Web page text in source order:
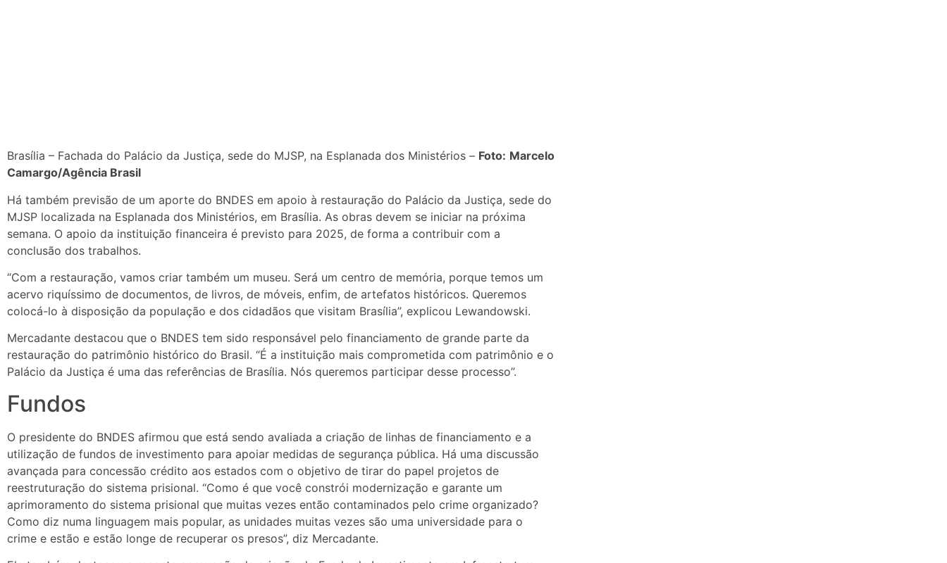
Brasília – Fachada do Palácio da Justiça, sede do MJSP, na Esplanada dos Ministérios – Foto: Marcelo
Camargo/Agência Brasil
Há também previsão de um aporte do BNDES em apoio à restauração do Palácio da Justiça, sede do
MJSP localizada na Esplanada dos Ministérios, em Brasília. As obras devem se iniciar na próxima
semana. O apoio da instituição financeira é previsto para 2025, de forma a contribuir com a
conclusão dos trabalhos.
“Com a restauração, vamos criar também um museu. Será um centro de memória, porque temos um
acervo riquíssimo de documentos, de livros, de móveis, enfim, de artefatos históricos. Queremos
colocá-lo à disposição da população e dos cidadãos que visitam Brasília”, explicou Lewandowski.
Mercadante destacou que o BNDES tem sido responsável pelo financiamento de grande parte da
restauração do patrimônio histórico do Brasil. “É a instituição mais comprometida com patrimônio e o
Palácio da Justiça é uma das referências de Brasília. Nós queremos participar desse processo”.
Fundos
O presidente do BNDES afirmou que está sendo avaliada a criação de linhas de financiamento e a
utilização de fundos de investimento para apoiar medidas de segurança pública. Há uma discussão
avançada para concessão crédito aos estados com o objetivo de tirar do papel projetos de
reestruturação do sistema prisional. “Como é que você constrói modernização e garante um
aprimoramento do sistema prisional que muitas vezes então contaminados pelo crime organizado?
Como diz numa linguagem mais popular, as unidades muitas vezes são uma universidade para o
crime e estão e estão longe de recuperar os presos”, diz Mercadante.